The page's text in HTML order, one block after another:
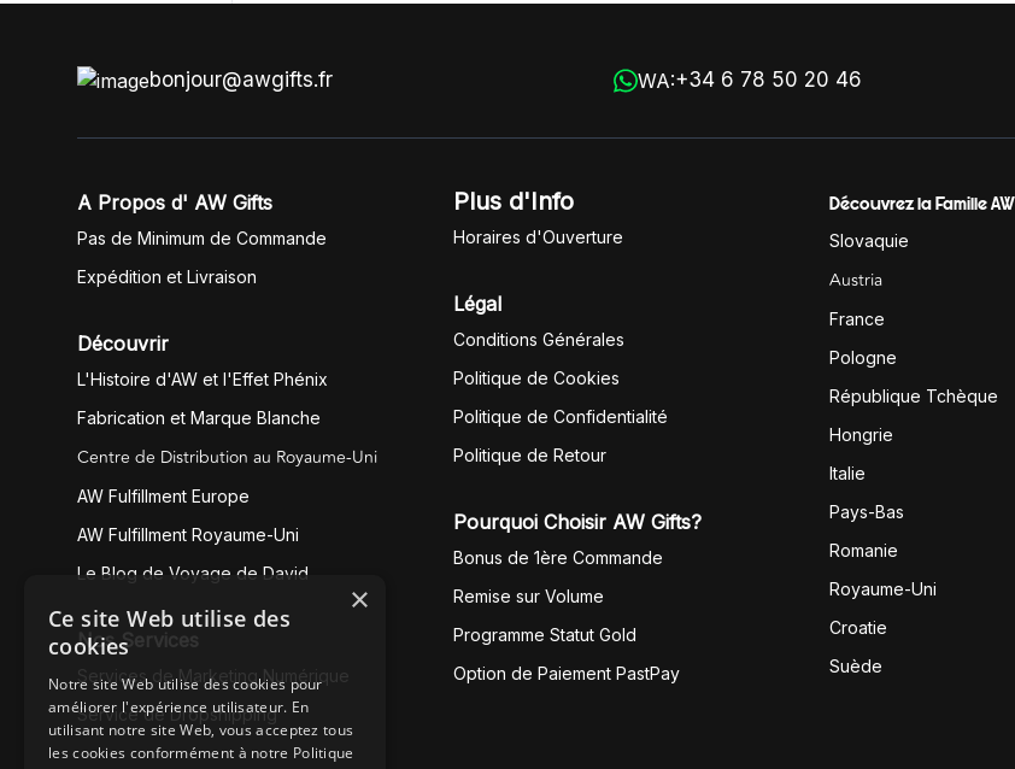
bonjour@awgifts.fr WA:+34 6 78 50 20 46
A Propos d' AW Gifts
Pas de Minimum de Commande
Expédition et Livraison
Découvrir
L'Histoire d'AW et l'Effet Phénix
Fabrication et Marque Blanche
Centre de Distribution au Royaume-Uni
AW Fulfillment Europe
AW Fulfillment Royaume-Uni
Le Blog de Voyage de David
Nos Services
Services de Marketing Numérique
Service de Dropshipping
Plus d'Info
Horaires d'Ouverture
Légal
Conditions Générales
Politique de Cookies
Politique de Confidentialité
Politique de Retour
Pourquoi Choisir AW Gifts?
Bonus de 1ère Commande
Remise sur Volume
Programme Statut Gold
Option de Paiement PastPay
Découvrez la Famille AW
Slovaquie
Austria
France
Pologne
République Tchèque
Hongrie
Italie
Pays-Bas
Romanie
Royaume-Uni
Croatie
Suède
×
Ce site Web utilise des
cookies
Notre site Web utilise des cookies pour
améliorer l'expérience utilisateur. En
utilisant notre site Web, vous acceptez tous
les cookies conformément à notre Politique